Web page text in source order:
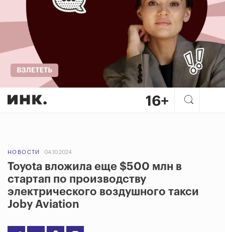
НОВОСТИ 04.10.2024
Toyota вложила еще $500 млн в
стартап по производству
электрического воздушного такси
Joby Aviation